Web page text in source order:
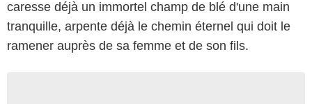
caresse déjà un immortel champ de blé d'une main
tranquille, arpente déjà le chemin éternel qui doit le
ramener auprès de sa femme et de son fils.